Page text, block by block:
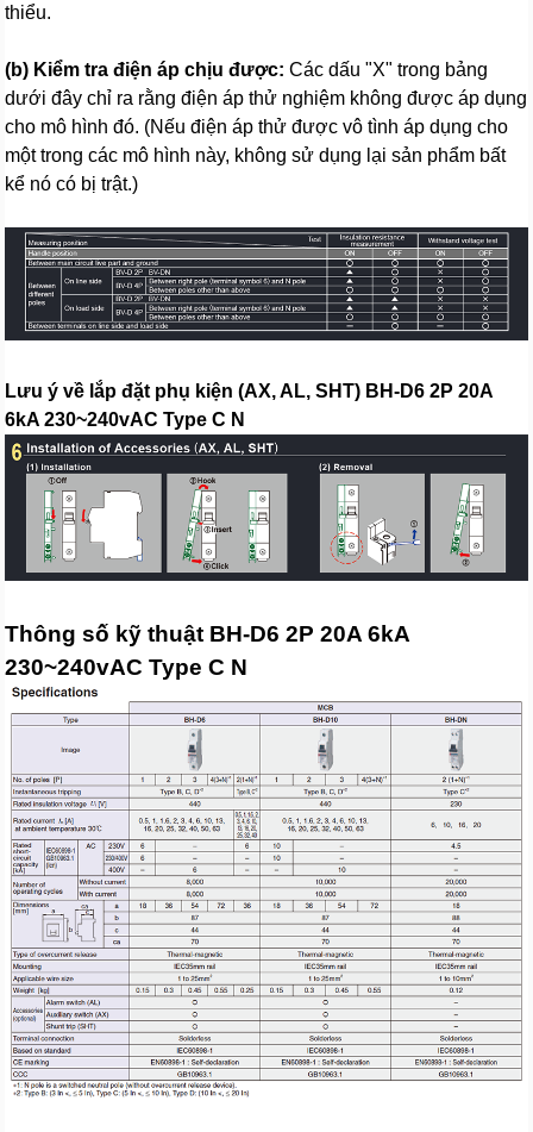
thiểu.
(b) Kiểm tra điện áp chịu được: Các dấu "X" trong bảng
dưới đây chỉ ra rằng điện áp thử nghiệm không được áp dụng
cho mô hình đó. (Nếu điện áp thử được vô tình áp dụng cho
một trong các mô hình này, không sử dụng lại sản phẩm bất
kể nó có bị trật.)
Lưu ý về lắp đặt phụ kiện (AX, AL, SHT) BH-D6 2P 20A
6kA 230~240vAC Type C N
Thông số kỹ thuật BH-D6 2P 20A 6kA
230~240vAC Type C N